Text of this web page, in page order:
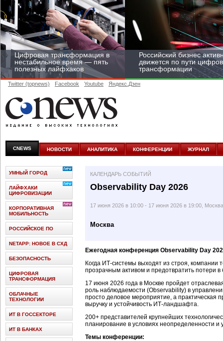
Цифровая трансформация в
нестабильное время — пять
полезных лайфхаков
Российский бизнес
движется по пути
трансформации
цифровизироваться со
скоростью крупных
корпораций
Twitter (topnews) Facebook Youtube Яндекс.Дзен
CNEWS НОВОСТИ АНАЛИТИКА КОНФЕРЕНЦИИ ЖУРНАЛ
КАЛЕНДАРЬ СОБЫТИЙ
Observability Day 2026
17 июня 2026 в 10:00 - 17 июня 2026 в 19:00, Москва
Москва
Ежегодная конференция Observability Day
Когда ИТ-системы выходят из строя,
прозрачным активом и предотвратить потери в
17 июня 2026 года в Москве пройдет
роль наблюдаемости (Observability) в
просто деловое мероприятие, а практическая
выручку и устойчивость ИТ-ландшафта.
200+ представителей крупнейших
планирование в условиях неопределенности
Темы конференции:
УМНЫЙ ГОРОД
ЛАЙФХАКИ
ЦИФРОВИЗАЦИИ
КОРПОРАТИВНАЯ
МОБИЛЬНОСТЬ
РОССИЙСКОЕ ПО
NETAPP: НОВОЕ В СХД
БЕЗОПАСНОСТЬ
ЦИФРОВАЯ
ТРАНСФОРМАЦИЯ
ОБЛАЧНЫЕ
ТЕХНОЛОГИИ
ИТ В ГОССЕКТОРЕ
ИТ В БАНКАХ